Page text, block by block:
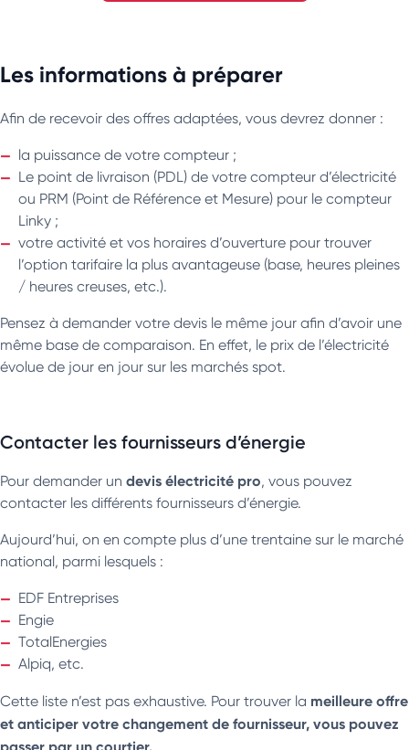
Les informations à préparer
Afin de recevoir des offres adaptées, vous devrez donner :
la puissance de votre compteur ;
Le point de livraison (PDL) de votre compteur d’électricité
ou PRM (Point de Référence et Mesure) pour le compteur
Linky ;
votre activité et vos horaires d’ouverture pour trouver
l’option tarifaire la plus avantageuse (base, heures pleines
/ heures creuses, etc.).
Pensez à demander votre devis le même jour afin d’avoir une
même base de comparaison. En effet, le prix de l’électricité
évolue de jour en jour sur les marchés spot.
Contacter les fournisseurs d’énergie
Pour demander un devis électricité pro, vous pouvez
contacter les différents fournisseurs d’énergie.
Aujourd’hui, on en compte plus d’une trentaine sur le marché
national, parmi lesquels :
EDF Entreprises
Engie
TotalEnergies
Alpiq, etc.
Cette liste n’est pas exhaustive. Pour trouver la meilleure offre
et anticiper votre changement de fournisseur, vous pouvez
passer par un courtier.